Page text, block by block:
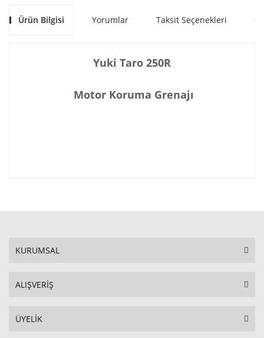
Ürün Bilgisi Yorumlar Taksit Seçenekleri
Yuki Taro 250R
Motor Koruma Grenajı
KURUMSAL
ALIŞVERİŞ
ÜYELİK